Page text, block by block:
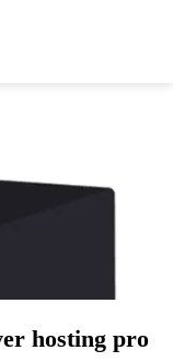
hosting pro